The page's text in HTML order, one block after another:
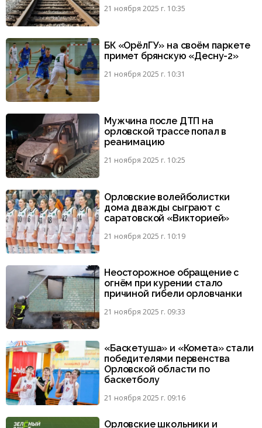
21 ноября 2025 г. 10:35
БК «ОрёлГУ» на своём паркете
примет брянскую «Десну-2»
21 ноября 2025 г. 10:31
Мужчина после ДТП на
орловской трассе попал в
реанимацию
21 ноября 2025 г. 10:25
Орловские волейболистки
дома дважды сыграют с
саратовской «Викторией»
21 ноября 2025 г. 10:19
Неосторожное обращение с
огнём при курении стало
причиной гибели орловчанки
21 ноября 2025 г. 09:33
«Баскетуша» и «Комета» стали
победителями первенства
Орловской области по
баскетболу
21 ноября 2025 г. 09:16
Орловские школьники и